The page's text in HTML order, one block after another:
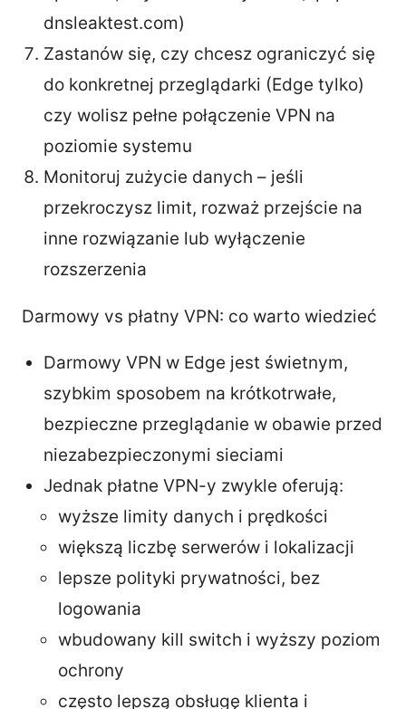
dnsleaktest.com)
Zastanów się, czy chcesz ograniczyć się
do konkretnej przeglądarki (Edge tylko)
czy wolisz pełne połączenie VPN na
poziomie systemu
Monitoruj zużycie danych – jeśli
przekroczysz limit, rozważ przejście na
inne rozwiązanie lub wyłączenie
rozszerzenia
Darmowy vs płatny VPN: co warto wiedzieć
Darmowy VPN w Edge jest świetnym,
szybkim sposobem na krótkotrwałe,
bezpieczne przeglądanie w obawie przed
niezabezpieczonymi sieciami
Jednak płatne VPN-y zwykle oferują:
wyższe limity danych i prędkości
większą liczbę serwerów i lokalizacji
lepsze polityki prywatności, bez
logowania
wbudowany kill switch i wyższy poziom
ochrony
często lepszą obsługę klienta i